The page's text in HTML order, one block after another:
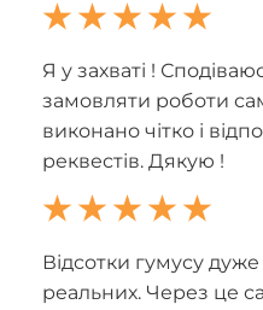
Я у захваті !
замовляти роботи
виконано чітко і
реквестів. Дякую !
Відсотки гумусу дуже
реальних. Через це